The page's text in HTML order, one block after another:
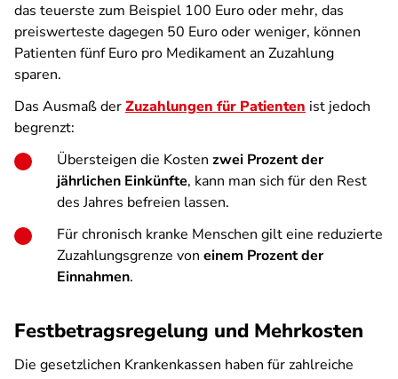
das teuerste zum Beispiel 100 Euro oder mehr, das
preiswerteste dagegen 50 Euro oder weniger, können
Patienten fünf Euro pro Medikament an Zuzahlung
sparen.
Das Ausmaß derZuzahlungen für Patienten ist jedoch
begrenzt:
Übersteigen die Kosten zwei Prozent der
jährlichen Einkünfte, kann man sich für den Rest
des Jahres befreien lassen.
Für chronisch kranke Menschen gilt eine reduzierte
Zuzahlungsgrenze von einem Prozent der
Einnahmen.
Festbetragsregelung und Mehrkosten
Die gesetzlichen Krankenkassen haben für zahlreiche